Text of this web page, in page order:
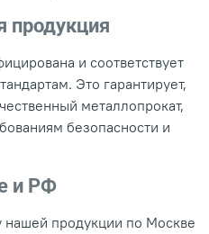
продукция
и соответствует
Это гарантирует,
металлопрокат,
безопасности и
и РФ
продукции по Москве